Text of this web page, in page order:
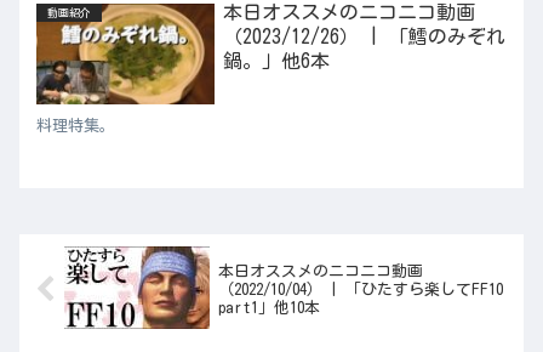
動画紹介
本日オススメのニコニコ動画
（2023/12/26） | 「鱈のみぞれ
鍋。」他6本
料理特集。
本日オススメのニコニコ動画
（2022/10/04） | 「ひたすら楽してFF10
part1」他10本